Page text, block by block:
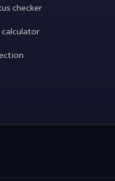
checker
calculator